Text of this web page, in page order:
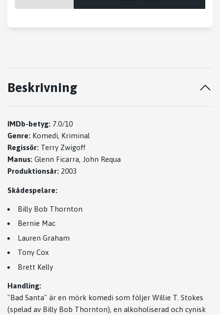
Beskrivning
IMDb-betyg: 7.0/10
Genre: Komedi, Kriminal
Regissör: Terry Zwigoff
Manus: Glenn Ficarra, John Requa
Produktionsår: 2003
Skådespelare:
Billy Bob Thornton
Bernie Mac
Lauren Graham
Tony Cox
Brett Kelly
Handling:
"Bad Santa" är en mörk komedi som följer Willie T. Stokes
(spelad av Billy Bob Thornton), en alkoholiserad och cynisk